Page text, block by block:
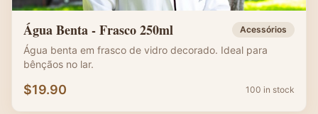
Água Benta - Frasco 250ml Acessórios
Água benta em frasco de vidro decorado. Ideal para
bênçãos no lar.
$19.90 100 in stock